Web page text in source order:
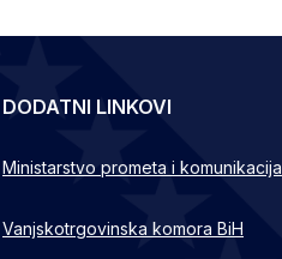
DODATNI LINKOVI
Ministarstvo prometa i komunikacija
Vanjskotrgovinska komora BiH